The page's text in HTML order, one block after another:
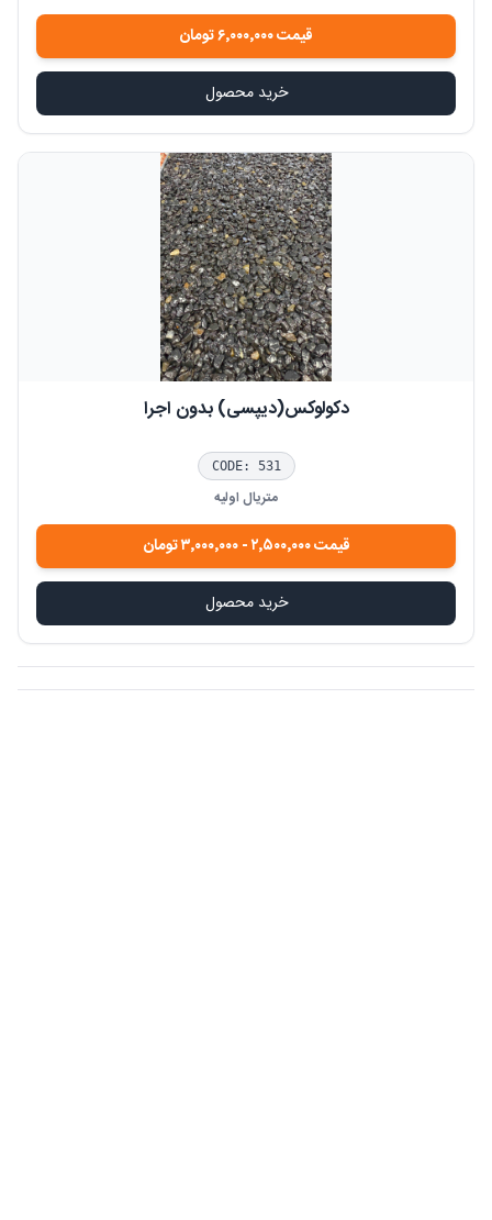
قیمت۶٬۰۰۰٬۰۰۰تومان
خرید محصول
دکولوکس(دیپسی) بدون اجرا
CODE: 531
متریال اولیه
قیمت۲٬۵۰۰٬۰۰۰-۳٬۰۰۰٬۰۰۰تومان
خرید محصول